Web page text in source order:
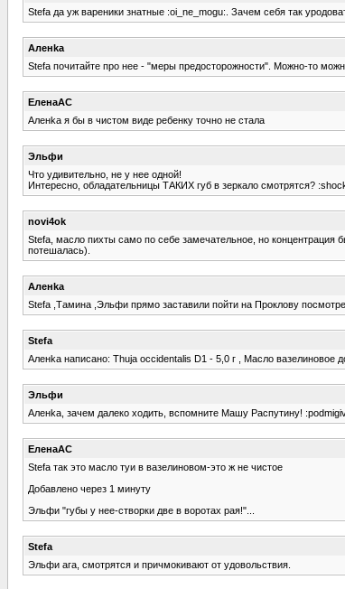
Stefa да уж вареники знатные :oi_ne_mogu:. Зачем себя так
Аленka
Stefa почитайте про нее - "меры предосторожности". Можно-то
ЕленаАС
Аленka я бы в чистом виде ребенку точно не стала
Эльфи
Что удивительно, не у нее одной!
Интересно, обладательницы ТАКИХ губ в зеркало смотрятся?
novi4ok
Stefa, масло пихты само по себе замечательное, но концентрация
потешалась).
Аленka
Stefa ,Тамина ,Эльфи прямо заставили пойти на Проклову
Stefa
Аленka написано: Thuja occidentalis D1 - 5,0 г , Масло вазелиновое
Эльфи
Аленka, зачем далеко ходить, вспомните Машу Распутину!
ЕленаАС
Stefa так это масло туи в вазелиновом-это ж не чистое
Добавлено через 1 минуту
Эльфи "губы у нее-створки две в воротах рая!"...
Stefa
Эльфи ага, смотрятся и причмокивают от удовольствия.